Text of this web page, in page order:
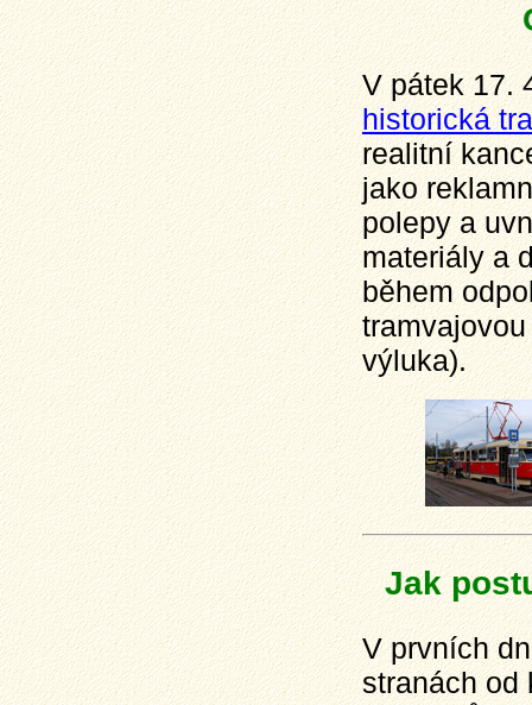
V pátek 17.
historická
realitní
jako
polepy a
materiály a
během
výluka).
Jak
V prvních
stranách od